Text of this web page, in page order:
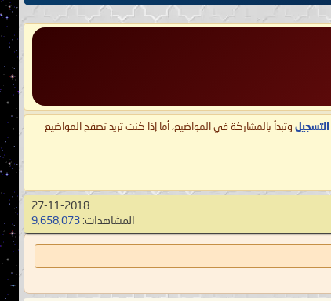
التسجيل وتبدأ بالمشاركة في المواضيع، أما إذا كنت تريد تصفح المواضيع
27-11-2018
المشاهدات: 9,658,073